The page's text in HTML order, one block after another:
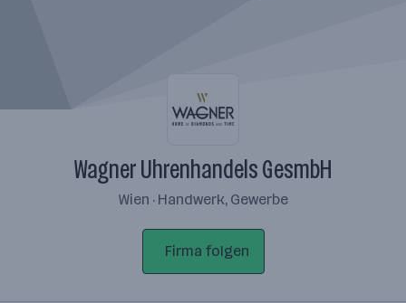
Wagner Uhrenhandels GesmbH
Wien · Handwerk, Gewerbe
Firma folgen